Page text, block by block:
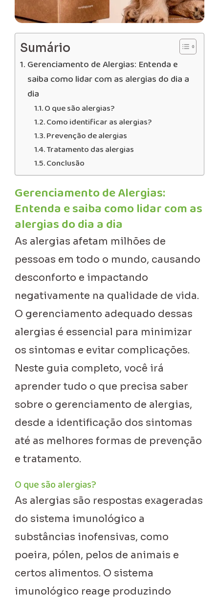
Sumário
Gerenciamento de Alergias: Entenda e
saiba como lidar com as alergias do dia a
dia
O que são alergias?
Como identificar as alergias?
Prevenção de alergias
Tratamento das alergias
Conclusão
Gerenciamento de Alergias:
Entenda e saiba como lidar com as
alergias do dia a dia
As alergias afetam milhões de
pessoas em todo o mundo, causando
desconforto e impactando
negativamente na qualidade de vida.
O gerenciamento adequado dessas
alergias é essencial para minimizar
os sintomas e evitar complicações.
Neste guia completo, você irá
aprender tudo o que precisa saber
sobre o gerenciamento de alergias,
desde a identificação dos sintomas
até as melhores formas de prevenção
e tratamento.
O que são alergias?
As alergias são respostas exageradas
do sistema imunológico a
substâncias inofensivas, como
poeira, pólen, pelos de animais e
certos alimentos. O sistema
imunológico reage produzindo